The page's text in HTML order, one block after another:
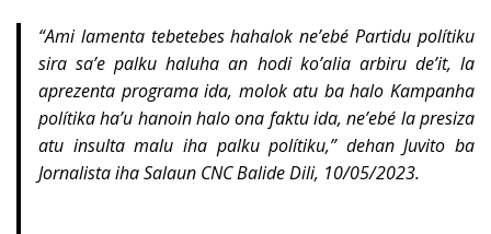
“Ami lamenta tebetebes hahalok ne’ebé Partidu polítiku
sira sa’e palku haluha an hodi ko’alia arbiru de’it, la
aprezenta programa ida, molok atu ba halo Kampanha
polítika ha’u hanoin halo ona faktu ida, ne’ebé la presiza
atu insulta malu iha palku polítiku,” dehan Juvito ba
Jornalista iha Salaun CNC Balide Dili, 10/05/2023.